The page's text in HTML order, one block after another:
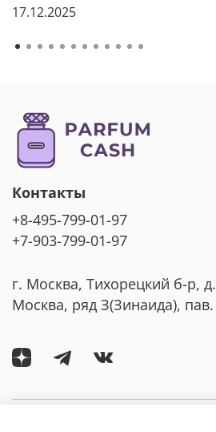
17.12.2025
Контакты
+8-495-799-01-97
+7-903-799-01-97
г. Москва, Тихорецкий б-р,
Москва, ряд З(Зинаида), пав.